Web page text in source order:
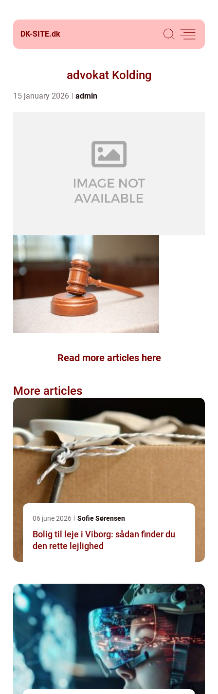
DK-SITE.dk
advokat Kolding
15 january 2026 admin
Read more articles here
More articles
06 june 2026 Sofie Sørensen
Bolig til leje i Viborg: sådan finder du
den rette lejlighed